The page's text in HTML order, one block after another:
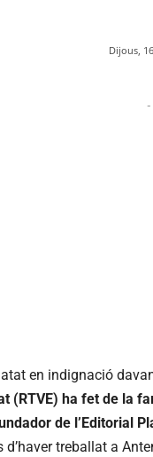
Dijous,
-
en indignació
(RTVE) ha fet de la
de l’Editorial
d’haver treballat a